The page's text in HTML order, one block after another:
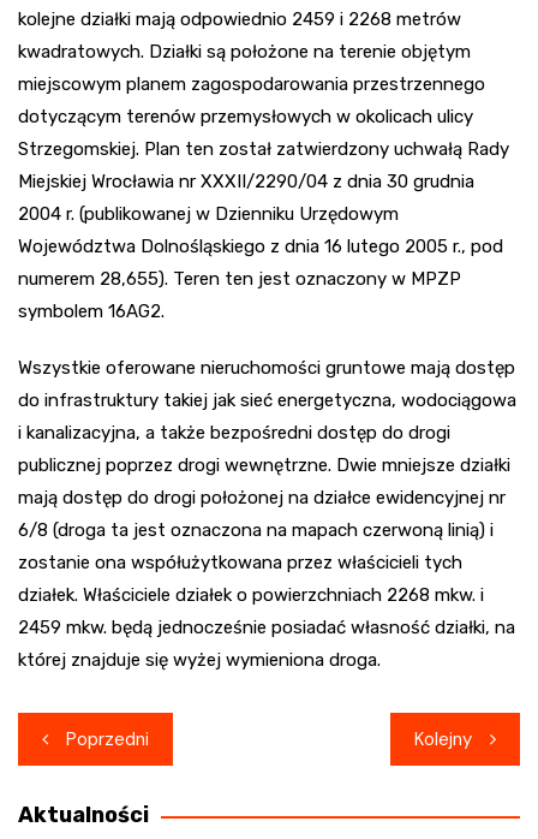
kolejne działki mają odpowiednio 2459 i 2268 metrów
kwadratowych. Działki są położone na terenie objętym
miejscowym planem zagospodarowania przestrzennego
dotyczącym terenów przemysłowych w okolicach ulicy
Strzegomskiej. Plan ten został zatwierdzony uchwałą Rady
Miejskiej Wrocławia nr XXXII/2290/04 z dnia 30 grudnia
2004 r. (publikowanej w Dzienniku Urzędowym
Województwa Dolnośląskiego z dnia 16 lutego 2005 r., pod
numerem 28,655). Teren ten jest oznaczony w MPZP
symbolem 16AG2.
Wszystkie oferowane nieruchomości gruntowe mają dostęp
do infrastruktury takiej jak sieć energetyczna, wodociągowa
i kanalizacyjna, a także bezpośredni dostęp do drogi
publicznej poprzez drogi wewnętrzne. Dwie mniejsze działki
mają dostęp do drogi położonej na działce ewidencyjnej nr
6/8 (droga ta jest oznaczona na mapach czerwoną linią) i
zostanie ona współużytkowana przez właścicieli tych
działek. Właściciele działek o powierzchniach 2268 mkw. i
2459 mkw. będą jednocześnie posiadać własność działki, na
której znajduje się wyżej wymieniona droga.
Nawigacja
wpisu
Poprzedni Kolejny
Aktualności